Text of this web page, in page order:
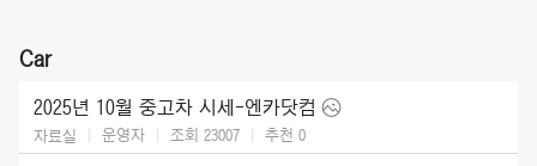
Car
2025년 10월 중고차 시세-엔카닷컴
자료실 운영자 조회 23007 추천 0